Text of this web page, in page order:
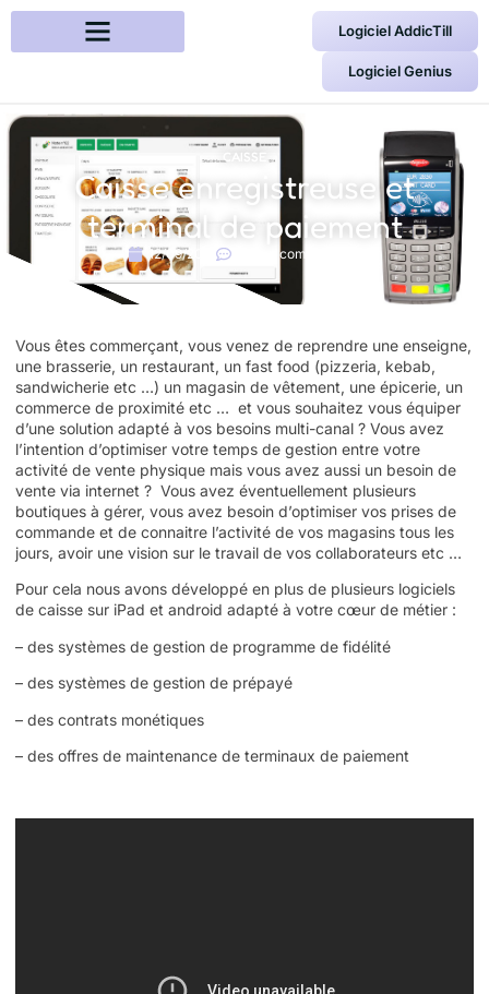
Logiciel AddicTill
Logiciel Genius
CAISSE
Caisse enregistreuse et
terminal de paiement
12/09/2015 Aucun commentaire
Vous êtes commerçant, vous venez de reprendre une enseigne,
une brasserie, un restaurant, un fast food (pizzeria, kebab,
sandwicherie etc …) un magasin de vêtement, une épicerie, un
commerce de proximité etc … et vous souhaitez vous équiper
d’une solution adapté à vos besoins multi-canal ? Vous avez
l’intention d’optimiser votre temps de gestion entre votre
activité de vente physique mais vous avez aussi un besoin de
vente via internet ? Vous avez éventuellement plusieurs
boutiques à gérer, vous avez besoin d’optimiser vos prises de
commande et de connaitre l’activité de vos magasins tous les
jours, avoir une vision sur le travail de vos collaborateurs etc …
Pour cela nous avons développé en plus de plusieurs logiciels
de caisse sur iPad et android adapté à votre cœur de métier :
– des systèmes de gestion de programme de fidélité
– des systèmes de gestion de prépayé
– des contrats monétiques
– des offres de maintenance de terminaux de paiement